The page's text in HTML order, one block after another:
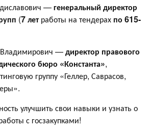
—генеральный директор
(7 летработы на тендерах по 615-
—директор правового
бюро «Константа»,
группу «Геллер, Саврасов,
улучшить свои навыки и узнать о
с госзакупками!